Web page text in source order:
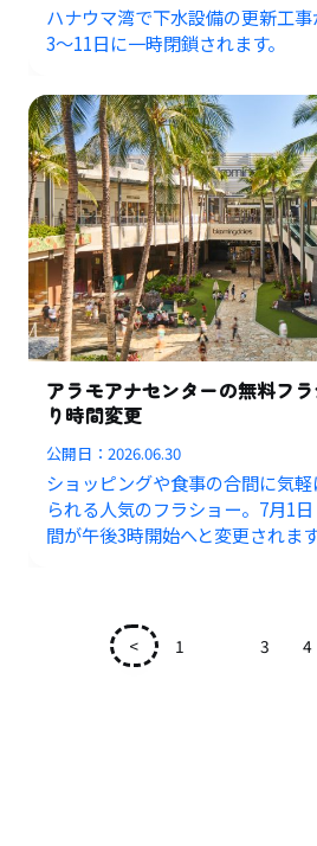
ハナウマ湾で下水設備の更新工
3〜11日に一時閉鎖されます。
アラモアナセンターの無料フ
り時間変更
公開日：2026.06.30
ショッピングや食事の合間に気
られる人気のフラショー。7月1
間が午後3時開始へと変更されます
< 1 3 4